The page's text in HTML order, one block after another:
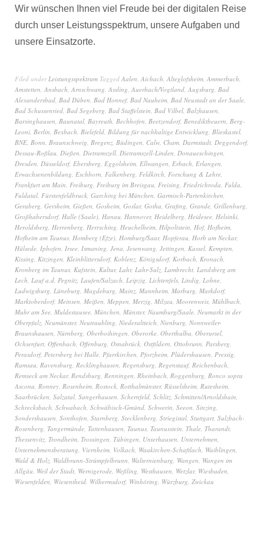
Wir wünschen Ihnen viel Freude bei der digitalen Reise
durch unser Leistungsspektrum, unsere Aufgaben und
unsere Einsatzorte.
Filed underLeistungsspektrum Tagged Aalen, Aichach, Alteglofsheim, Ammerbuch,
Amstetten, Ansbach, Arnschwang, Assling, Auerbach/Vogtland, Augsburg, Bad
Alexandersbad, Bad Düben, Bad Honnef, Bad Nauheim, Bad Neustadt an der Saale,
Bad Schussenried, Bad Segeberg, Bad Staffelstein, Bad Vilbel, Balzhausen,
Barsinghausen, Baunatal, Bayreuth, Bechhofen, Beetzendorf, Benediktbeuern, Berg-
Leoni, Berlin, Bexbach, Bielefeld, Bildung für nachhaltige Entwicklung, Blieskastel,
BNE, Bonn, Braunschweig, Bregenz, Büdingen, Calw, Cham, Darmstadt, Deggendorf,
Dessau-Roßlau, Dießen, Dietramszell, Dietramszell-Linden, Donaueschingen,
Dresden, Düsseldorf, Ebersberg, Eggolsheim, Ellwangen, Erbach, Erlangen,
Erwachsenenbildung, Eschborn, Falkenberg, Feldkirch, Forschung & Lehre,
Frankfurt am Main, Freiburg, Freiburg im Breisgau, Freising, Friedrichroda, Fulda,
Fuldatal, Fürstenfeldbruck, Garching bei München, Garmisch-Partenkirchen,
Geraberg, Gersheim, Gießen, Gosheim, Goslar, Gotha, Grafing, Grande, Grillenburg,
Großhabersdorf, Halle (Saale), Hanau, Hannover, Heidelberg, Heidesee, Helsinki,
Heroldsberg, Herrenberg, Herrsching, Heuchelheim, Hilpoltstein, Hof, Hofheim,
Hofheim am Taunus, Homberg (Efze), Homburg/Saar, Hopferau, Horb am Neckar,
Hülsede, Iphofen, Irsee, Ismaning, Jena, Jesenwang, Jettingen, Kassel, Kempten,
Kissing, Kitzingen, Kleinblittersdorf, Koblenz, Königsdorf, Korbach, Kronach,
Kronberg im Taunus, Kufstein, Kultur, Lahr, Lahr-Sulz, Lambrecht, Landsberg am
Lech, Lauf a.d. Pegnitz, Laufen/Salzach, Leipzig, Lichtenfels, Lindig, Lohne,
Ludwigsburg, Lüneburg, Magdeburg, Mainz, Mannheim, Marburg, Markdorf,
Marktoberdorf, Meinsen, Meißen, Meppen, Merzig, Milzau, Moorenweis, Mühlbach,
Muhr am See, Muldestausee, München, Münster, Naumburg/Saale, Neumarkt in der
Oberpfalz, Neumünster, Neutraubling, Niederaltteich, Nienburg, Nonnweiler-
Braunshausen, Nürnberg, Oberboihingen, Oberorke, Oberthulba, Oberursel,
Ochsenfurt, Offenbach, Offenburg, Osnabrück, Ostfildern, Ottobrunn, Parsberg,
Perasdorf, Petersberg bei Halle, Pfarrkirchen, Pforzheim, Plüdershausen, Pressig,
Ramsau, Ravensburg, Recklinghausen, Regensburg, Regenstauf, Reichenbach,
Remseck am Neckar, Rendsburg, Renningen, Rheinbach, Roggenburg, Ronco sopra
Ascona, Ronney, Rosenheim, Rostock, Rotthalmünster, Rüsselsheim, Rutesheim,
Saarbrücken, Salzatal, Sangerhausen, Schernfeld, Schlitz, Schmitten/Arnoldshain,
Schrecksbach, Schwabach, Schwäbisch-Gmünd, Schwerin, Seeon, Sinzing,
Sondershausen, Sonthofen, Starnberg, Stecklenberg, Striegistal, Stuttgart, Sulzbach-
Rosenberg, Tangermünde, Tattenhausen, Taunus, Taunusstein, Thale, Tharandt,
Thessenvitz, Trondheim, Trossingen, Tübingen, Unterhausen, Unternehmen,
Unternehmensberatung, Viernheim, Volkach, Waakirchen-Schaftlach, Waiblingen,
Wald & Holz, Waldbrunn-Strümpfelbrunn, Walternienburg, Wangen, Wangen im
Allgäu, Weil der Stadt, Wernigerode, Weßling, Westhausen, Wetzlar, Wiesbaden,
Wiesenfelden, Wiesentheid, Wilhermsdorf, Winhöring, Würzburg, Zwickau